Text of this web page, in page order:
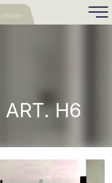
ART. H6